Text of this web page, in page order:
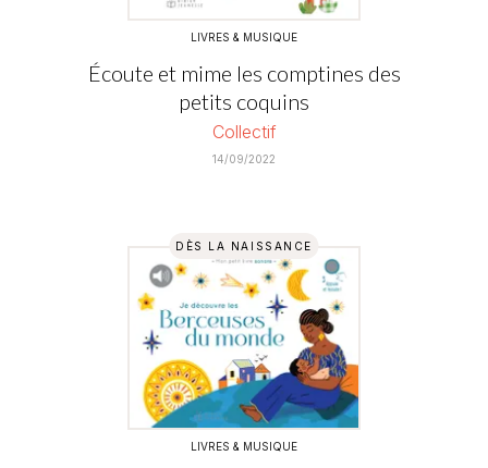
LIVRES & MUSIQUE
Écoute et mime les comptines des
petits coquins
Collectif
14/09/2022
DÈS LA NAISSANCE
LIVRES & MUSIQUE